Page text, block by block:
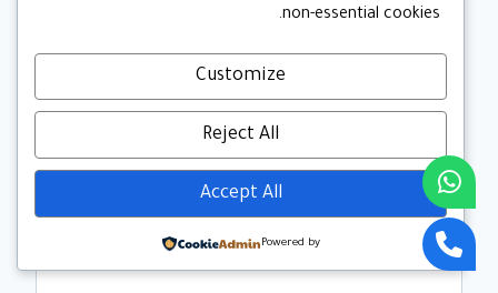
لن يتم نشر عنوان بريدك الإلكتروني.
non-essential cookies.
Customize
Reject All
Accept All
Powered by